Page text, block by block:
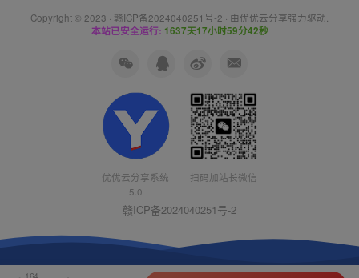
Copyright © 2023 · 赣ICP备2024040251号-2 · 由优优云分享强力驱动.
本站已安全运行: 1637天17小时59分42秒
优优云分享系统
5.0
扫码加站长微信
赣ICP备2024040251号-2